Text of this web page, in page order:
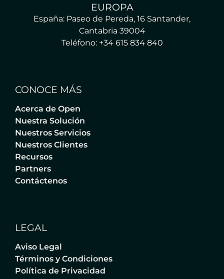
EUROPA
España: Paseo de Pereda, 16 Santander,
Cantabria 39004
Teléfono: +34 615 834 840
CONOCE MÁS
Acerca de Open
Nuestra Solución
Nuestros Servicios
Nuestros Clientes
Recursos
Partners
Contáctenos
LEGAL
Aviso Legal
Términos y Condiciones
Política de Privacidad